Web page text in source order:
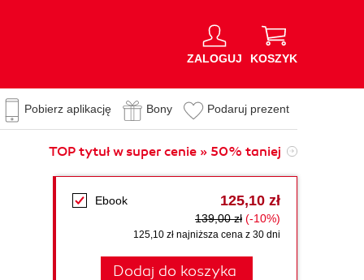
ZALOGUJ KOSZYK
Pobierz aplikację Bony Podaruj prezent
TOP tytuł w super cenie » 50% taniej
Ebook 125,10 zł
139,00 zł (-10%)
125,10 zł najniższa cena z 30 dni
Dodaj do koszyka